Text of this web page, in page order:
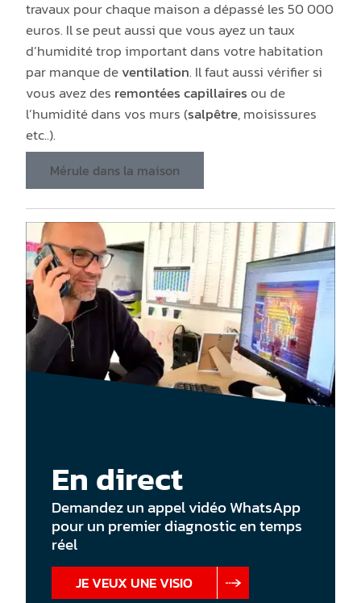
travaux pour chaque maison a dépassé les 50 000
euros. Il se peut aussi que vous ayez un taux
d’humidité trop important dans votre habitation
par manque deventilation. Il faut aussi vérifier si
vous avez des remontées capillaires ou de
l’humidité dans vos murs (salpêtre, moisissures
etc..).
Mérule dans la maison
En direct
Demandez un appel vidéo WhatsApp
pour un premier diagnostic en temps
réel
JE VEUX UNE VISIO